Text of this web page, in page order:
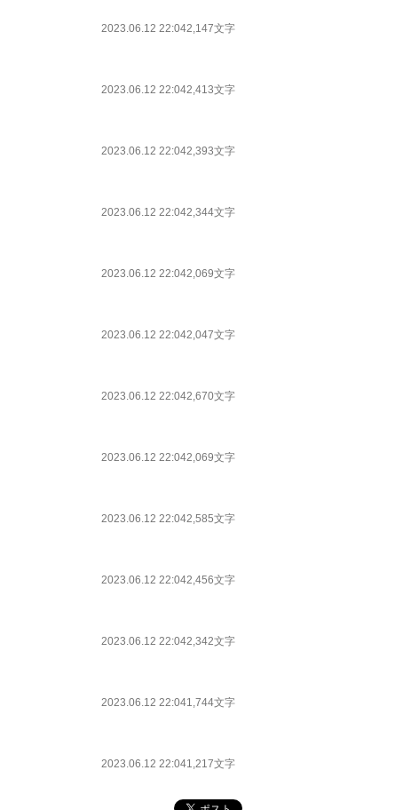
2023.06.12 22:042,147文字
2023.06.12 22:042,413文字
2023.06.12 22:042,393文字
2023.06.12 22:042,344文字
2023.06.12 22:042,069文字
2023.06.12 22:042,047文字
2023.06.12 22:042,670文字
2023.06.12 22:042,069文字
2023.06.12 22:042,585文字
2023.06.12 22:042,456文字
2023.06.12 22:042,342文字
2023.06.12 22:041,744文字
2023.06.12 22:041,217文字